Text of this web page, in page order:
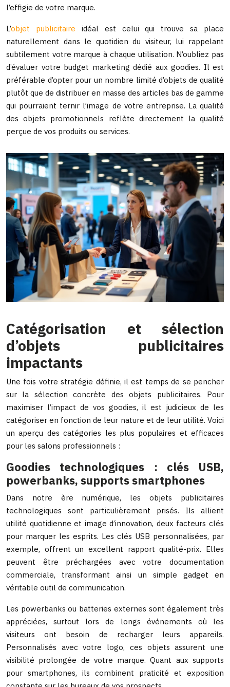
l’effigie de votre marque.
L’objet publicitaire idéal est celui qui trouve sa place
naturellement dans le quotidien du visiteur, lui rappelant
subtilement votre marque à chaque utilisation. N’oubliez pas
d’évaluer votre budget marketing dédié aux goodies. Il est
préférable d’opter pour un nombre limité d’objets de qualité
plutôt que de distribuer en masse des articles bas de gamme
qui pourraient ternir l’image de votre entreprise. La qualité
des objets promotionnels reflète directement la qualité
perçue de vos produits ou services.
Catégorisation et sélection
d’objets publicitaires
impactants
Une fois votre stratégie définie, il est temps de se pencher
sur la sélection concrète des objets publicitaires. Pour
maximiser l’impact de vos goodies, il est judicieux de les
catégoriser en fonction de leur nature et de leur utilité. Voici
un aperçu des catégories les plus populaires et efficaces
pour les salons professionnels :
Goodies technologiques : clés USB,
powerbanks, supports smartphones
Dans notre ère numérique, les objets publicitaires
technologiques sont particulièrement prisés. Ils allient
utilité quotidienne et image d’innovation, deux facteurs clés
pour marquer les esprits. Les clés USB personnalisées, par
exemple, offrent un excellent rapport qualité-prix. Elles
peuvent être préchargées avec votre documentation
commerciale, transformant ainsi un simple gadget en
véritable outil de communication.
Les powerbanks ou batteries externes sont également très
appréciées, surtout lors de longs événements où les
visiteurs ont besoin de recharger leurs appareils.
Personnalisés avec votre logo, ces objets assurent une
visibilité prolongée de votre marque. Quant aux supports
pour smartphones, ils combinent praticité et exposition